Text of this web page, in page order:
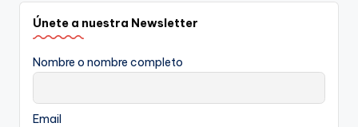
Únete a nuestra Newsletter
Nombre o nombre completo
Email